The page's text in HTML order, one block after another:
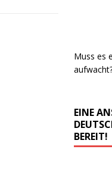
Muss es
EINE
BEREIT!